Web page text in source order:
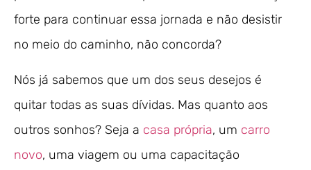
forte para continuar essa jornada e não desistir
no meio do caminho, não concorda?
Nós já sabemos que um dos seus desejos é
quitar todas as suas dívidas. Mas quanto aos
outros sonhos? Seja a casa própria, um carro
novo, uma viagem ou uma capacitação